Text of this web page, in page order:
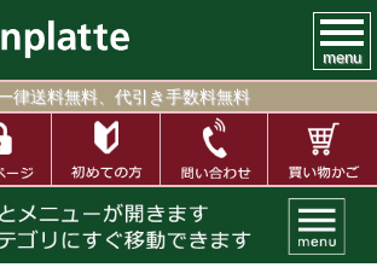
menu
律送料無料、代引き手数料無料